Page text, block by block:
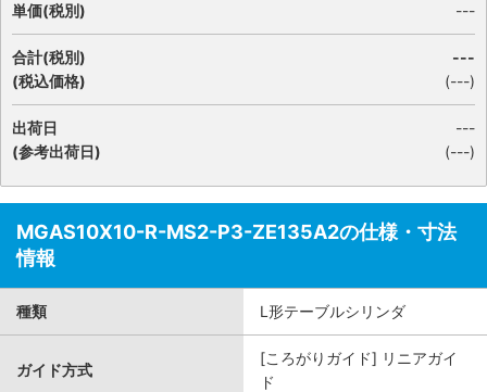
単価(税別) ---
合計(税別)
(税込価格)
---
(---)
出荷日
(参考出荷日)
---
(---)
MGAS10X10-R-MS2-P3-ZE135A2の仕様・寸法
情報
種類 L形テーブルシリンダ
ガイド方式
[ころがりガイド] リニアガイ
ド